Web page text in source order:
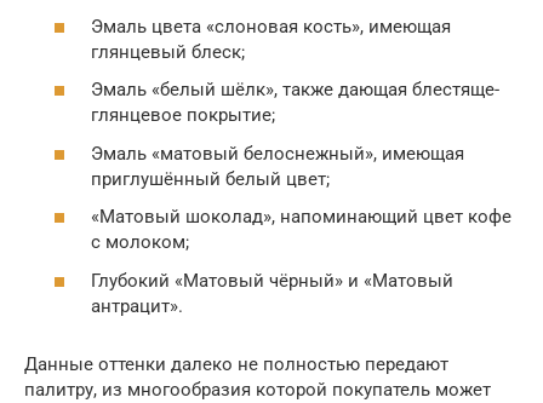
Эмаль цвета «слоновая кость», имеющая
глянцевый блеск;
Эмаль «белый шёлк», также дающая блестяще-
глянцевое покрытие;
Эмаль «матовый белоснежный», имеющая
приглушённый белый цвет;
«Матовый шоколад», напоминающий цвет кофе
с молоком;
Глубокий «Матовый чёрный» и «Матовый
антрацит».
Данные оттенки далеко не полностью передают
палитру, из многообразия которой покупатель может